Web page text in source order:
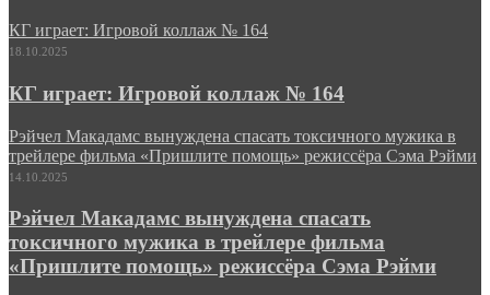
КГ играет: Игровой коллаж № 164
18.10.2025
КГ играет: Игровой коллаж № 164
Рэйчел Макадамс вынуждена спасать токсичного мужика в
трейлере фильма «Пришлите помощь» режиссёра Сэма Рэйми
14.10.2025
Рэйчел Макадамс вынуждена спасать
токсичного мужика в трейлере фильма
«Пришлите помощь» режиссёра Сэма Рэйми